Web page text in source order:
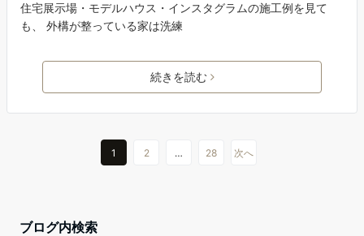
住宅展示場・モデルハウス・インスタグラムの施工例を見て
も、 外構が整っている家は洗練
続きを読む
1 2 … 28 次へ
ブログ内検索